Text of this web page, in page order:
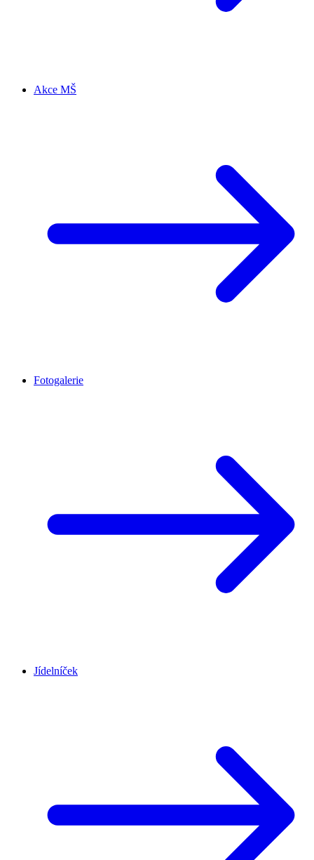
Akce MŠ
Fotogalerie
Jídelníček